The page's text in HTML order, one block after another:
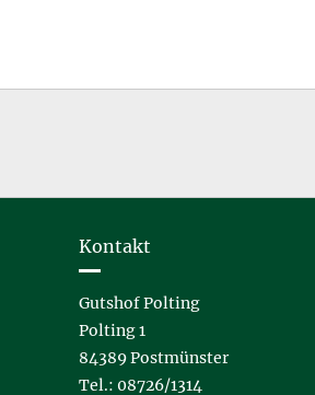
Kontakt
Gutshof Polting
Polting 1
84389 Postmünster
Tel.: 08726/1314